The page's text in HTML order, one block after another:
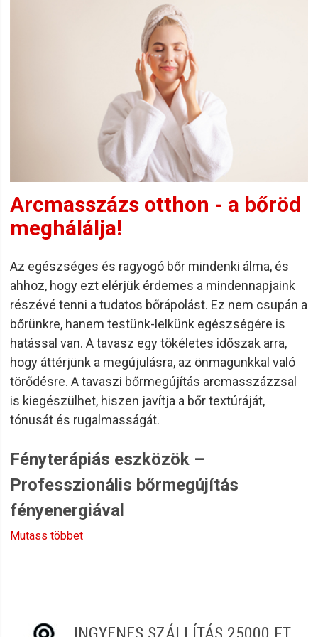
Arcmasszázs otthon - a bőröd
meghálálja!
Az egészséges és ragyogó bőr mindenki álma, és
ahhoz, hogy ezt elérjük érdemes a mindennapjaink
részévé tenni a tudatos bőrápolást. Ez nem csupán a
bőrünkre, hanem testünk-lelkünk egészségére is
hatással van. A tavasz egy tökéletes időszak arra,
hogy áttérjünk a megújulásra, az önmagunkkal való
törődésre. A tavaszi bőrmegújítás arcmasszázzsal
is kiegészülhet, hiszen javítja a bőr textúráját,
tónusát és rugalmasságát.
Fényterápiás eszközök –
Professzionális bőrmegújítás
fényenergiával
A fényterápia ma már alapvető eszköze a korszerű
fájdalommentesen, mellékhatások nélkül.
Mutass többet